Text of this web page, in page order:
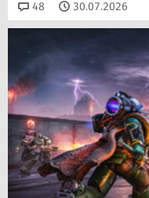
48 Kommentare
30.07.2026